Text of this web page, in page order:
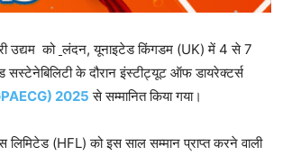
उद्यम को लंदन, यूनाइटेड किंगडम (UK) में 4 से 7
के दौरान इंस्टीट्यूट ऑफ डायरेक्टर्स
2025 से सम्मानित किया गया।
(HFL) को इस साल सम्मान प्राप्त करने वाली